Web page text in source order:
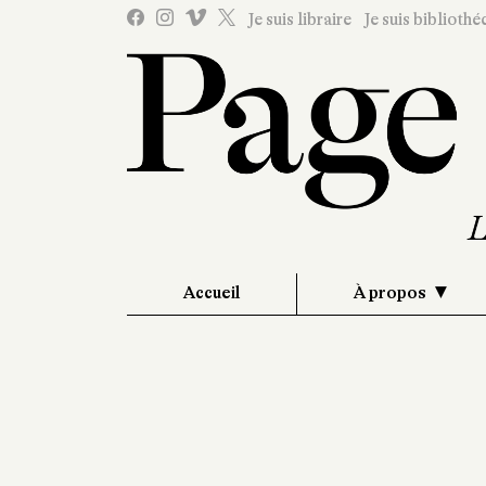
Je suis libraire Je suis
Accueil À propos